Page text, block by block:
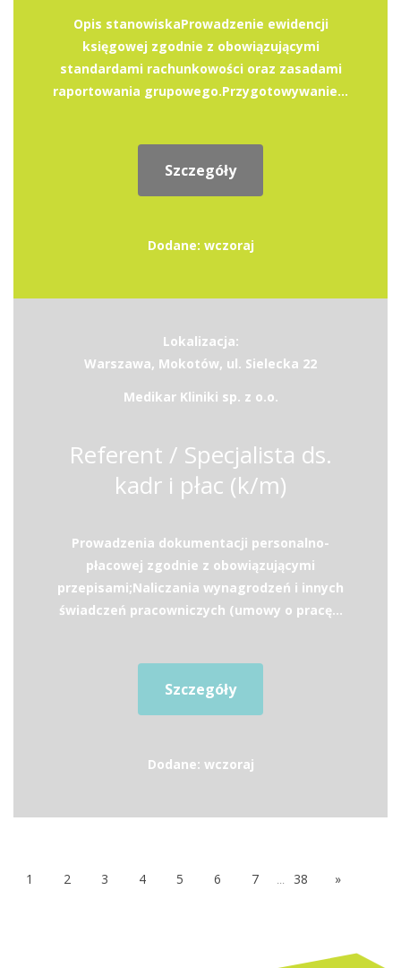
Opis stanowiskaProwadzenie ewidencji
księgowej zgodnie z obowiązującymi
standardami rachunkowości oraz zasadami
raportowania grupowego.Przygotowywanie...
Szczegóły
Dodane: wczoraj
Lokalizacja:
Warszawa, Mokotów, ul. Sielecka 22
Medikar Kliniki sp. z o.o.
Referent / Specjalista ds.
kadr i płac (k/m)
Prowadzenia dokumentacji personalno-
płacowej zgodnie z obowiązującymi
przepisami;Naliczania wynagrodzeń i innych
świadczeń pracowniczych (umowy o pracę...
Szczegóły
Dodane: wczoraj
1 2 3 4 5 6 7 ... 38 »